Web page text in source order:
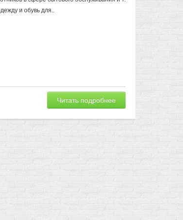
и обувь для..
Читать подробнее